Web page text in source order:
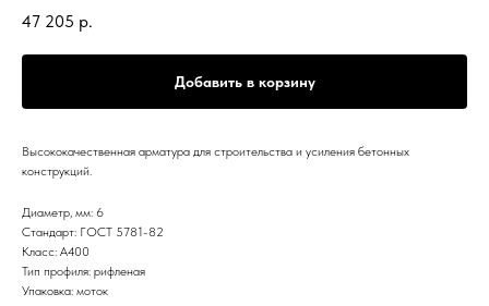
47 205 р.
Добавить в корзину
Высококачественная арматура для строительства и усиления бетонных
конструкций.
Диаметр, мм: 6
Стандарт: ГОСТ 5781-82
Класс: А400
Тип профиля: рифленая
Упаковка: моток